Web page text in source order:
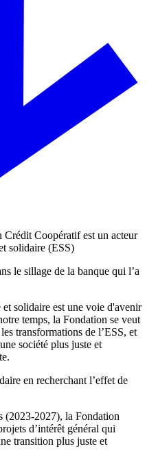
Crédit Coopératif est un acteur
solidaire (ESS)
le sillage de la banque qui l’a
solidaire est une voie d'avenir
temps, la Fondation se veut
transformations de l’ESS, et
société plus juste et
en recherchant l’effet de
(2023-2027), la Fondation
d’intérêt général qui
transition plus juste et